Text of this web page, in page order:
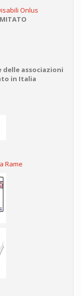
delle associazioni
in Italia